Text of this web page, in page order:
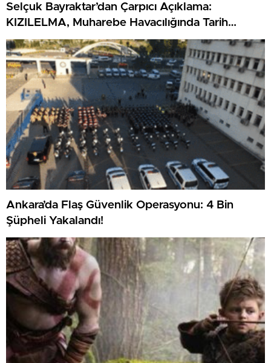
Selçuk Bayraktar’dan Çarpıcı Açıklama:
KIZILELMA, Muharebe Havacılığında Tarih
Yazacak!
Ankara’da Flaş Güvenlik Operasyonu: 4 Bin
Şüpheli Yakalandı!